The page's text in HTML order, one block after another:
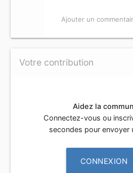
Ajouter un
Votre contribution
Aidez la
Connectez-vous ou
secondes pour envoyer
CONNEXION